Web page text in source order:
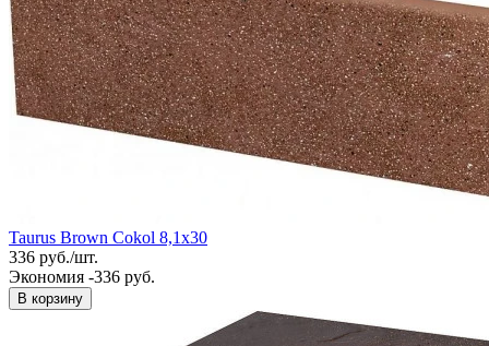
Taurus Brown Cokol 8,1x30
336 руб./шт.
Экономия -336 руб.
В корзину